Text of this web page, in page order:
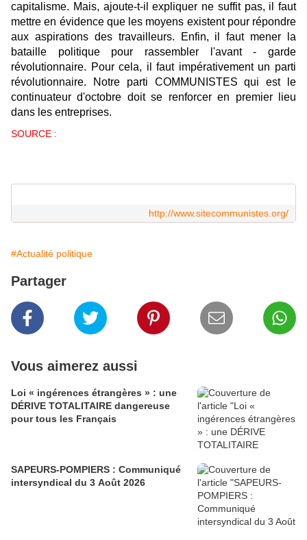
capitalisme. Mais, ajoute-t-il expliquer ne suffit pas, il faut
mettre en évidence que les moyens existent pour répondre
aux aspirations des travailleurs. Enfin, il faut mener la
bataille politique pour rassembler l'avant - garde
révolutionnaire. Pour cela, il faut impérativement un parti
révolutionnaire. Notre parti COMMUNISTES qui est le
continuateur d'octobre doit se renforcer en premier lieu
dans les entreprises.
SOURCE :
http://www.sitecommunistes.org/
#Actualité politique
Partager
Vous aimerez aussi
Loi « ingérences étrangères » : une
DÉRIVE TOTALITAIRE dangereuse
pour tous les Français
SAPEURS-POMPIERS : Communiqué
intersyndical du 3 Août 2026